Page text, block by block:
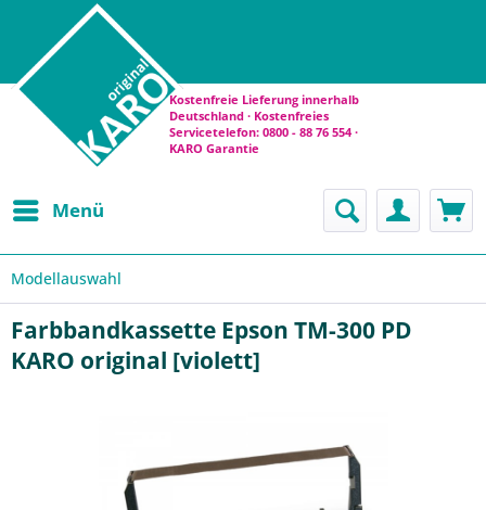
Kostenfreie Lieferung innerhalb
Deutschland · Kostenfreies
Servicetelefon: 0800 - 88 76 554 ·
KARO Garantie
Menü
Modellauswahl
Farbbandkassette Epson TM-300 PD
KARO original [violett]